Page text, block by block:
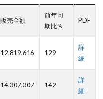
販売金額
前年同
期比%
PDF
12,819,616 129
詳
細
14,307,307 142
詳
細